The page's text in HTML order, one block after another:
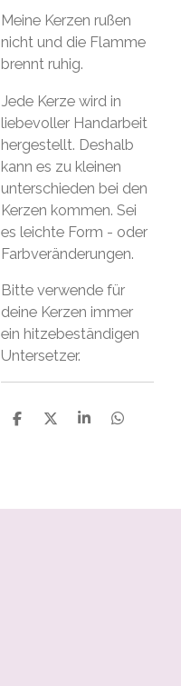
Meine Kerzen rußen
nicht und die Flamme
brennt ruhig.
Jede Kerze wird in
liebevoller Handarbeit
hergestellt. Deshalb
kann es zu kleinen
unterschieden bei den
Kerzen kommen. Sei
es leichte Form - oder
Farbveränderungen.
Bitte verwende für
deine Kerzen immer
ein hitzebeständigen
Untersetzer.
T
T
T
T